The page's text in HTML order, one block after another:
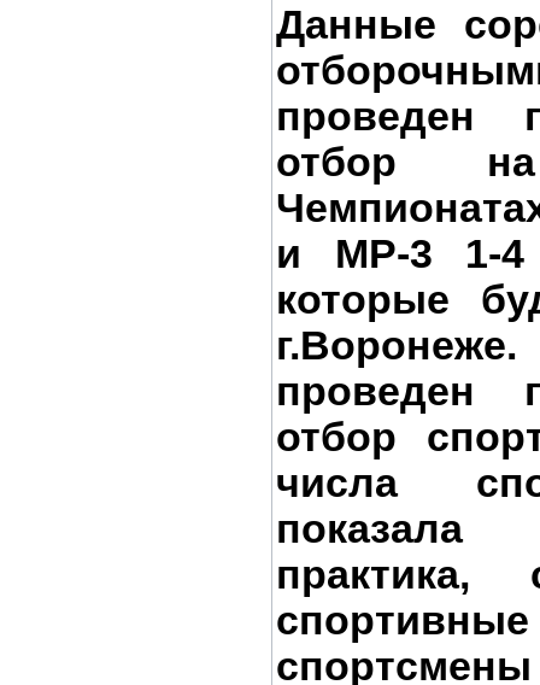
Данные
проведен
отбор
и МР-3 1-4
которые
проведен
отбор
числа
практика,